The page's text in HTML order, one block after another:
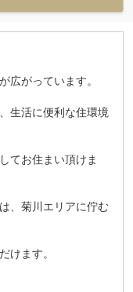
広がっています。
生活に便利な住環境
てお住まい頂けま
、菊川エリアに佇む
けます。